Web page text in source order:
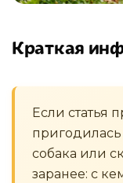
Краткая
Если статья
пригодилась
собака или
заранее: с